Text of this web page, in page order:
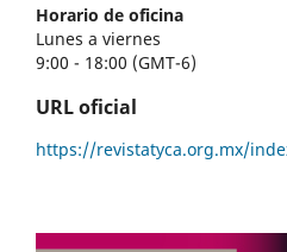
Horario de oficina
Lunes a viernes
9:00 - 18:00 (GMT-6)
URL oficial
https://revistatyca.org.mx/